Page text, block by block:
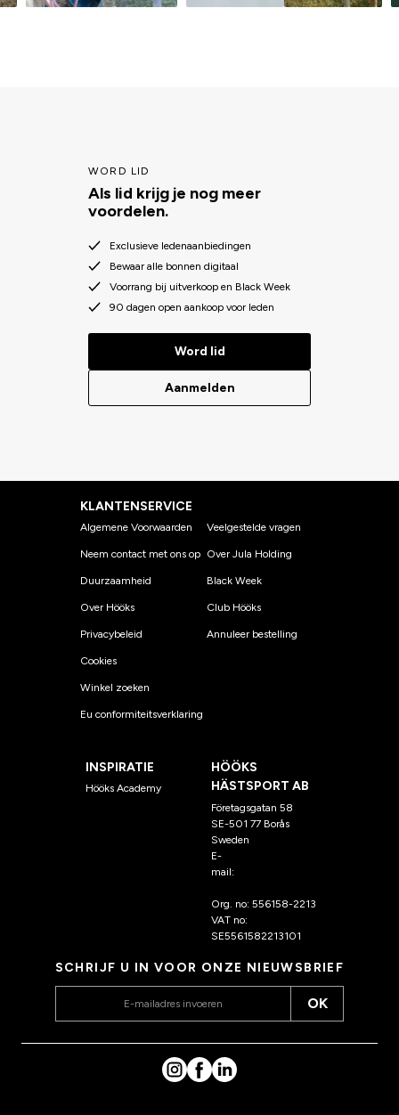
WORD LID
Als lid krijg je nog meer
voordelen.
Exclusieve ledenaanbiedingen
Bewaar alle bonnen digitaal
Voorrang bij uitverkoop en Black Week
90 dagen open aankoop voor leden
Word lid
Aanmelden
KLANTENSERVICE
Algemene Voorwaarden
Neem contact met ons op
Duurzaamheid
Over Hööks
Privacybeleid
Cookies
Winkel zoeken
Eu conformiteitsverklaring
Veelgestelde vragen
Over Jula Holding
Black Week
Club Hööks
Annuleer bestelling
INSPIRATIE
Hööks Academy
HÖÖKS
HÄSTSPORT AB
Företagsgatan 58
SE-501 77 Borås
Sweden
E-
mail:
Org. no: 556158-2213
VAT no:
SE5561582213101
SCHRIJF U IN VOOR ONZE NIEUWSBRIEF
OK